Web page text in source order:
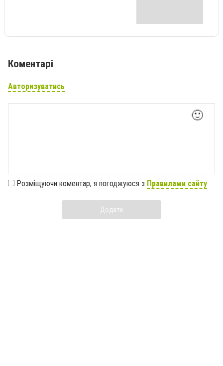
Коментарі
Авторизуватись
🙂
Розміщуючи коментар, я погоджуюся з Правилами сайту
Додати